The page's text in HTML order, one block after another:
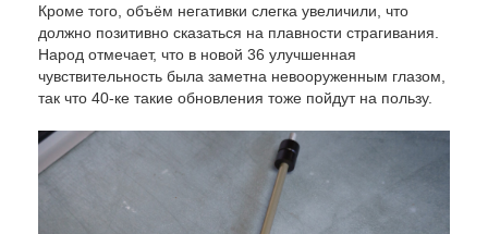
Кроме того, объём негативки слегка увеличили, что
должно позитивно сказаться на плавности страгивания.
Народ отмечает, что в новой 36 улучшенная
чувствительность была заметна невооруженным глазом,
так что 40-ке такие обновления тоже пойдут на пользу.